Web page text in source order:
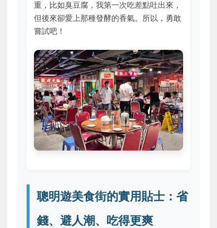
重，比如臭豆腐，我第一次吃差點吐出來，
但後來卻愛上那種發酵的香氣。所以，勇敢
嘗試吧！
聰明遊美食街的實用貼士：省
錢、避人潮、吃得更爽